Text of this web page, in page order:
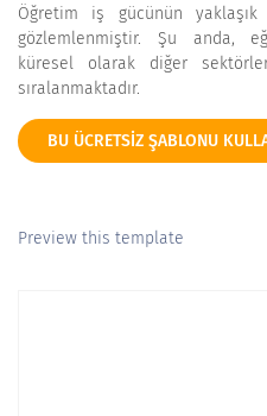
Öğretim iş gücünün
gözlemlenmiştir. Şu anda,
küresel olarak diğer
sıralanmaktadır.
BU ÜCRETSIZ ŞABLONU
Preview this template